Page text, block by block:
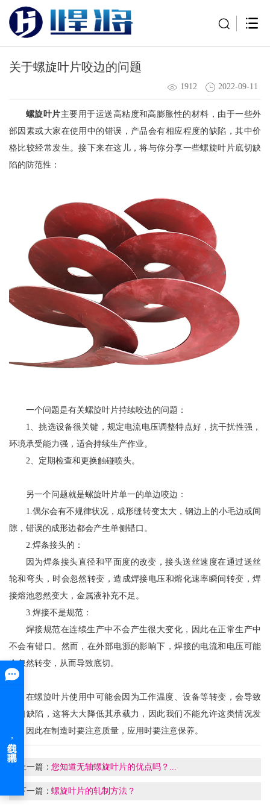
关于螺旋叶片咬边的问题
1912 2022-09-11
螺旋叶片主要用于运送高粘度和高膨胀性的材料，由于一些外
部因素或大家在使用中的错误，产品会有相应程度的缺陷，其中价
格比较经常发生。接下来在这儿，将与你分享一些螺旋叶片底切缺
陷的防范性：
一个问题是有关螺旋叶片持续咬边的问题：
1、挑选设备很关键，规定电流电压调整特点好，抗干扰性强，
环境承受能力强，适合持续生产作业。
2、定期检查和更换触碰喷头。
另一个问题就是螺旋叶片单一的单边咬边：
1.偶尔会有不规律状况，成形缝转变太大，钢边上的小毛边或间
隙，错误的成形边都会产生单侧错口。
2.焊条接头的：
因为焊条接头直径和平面度的改变，接头送丝速度在通过送丝
轮和弯头，时会忽然转变，造成焊接电压和熔化速率瞬间转变，焊
接熔池忽然变大，金属液补充不足。
3.焊接不是规范：
焊接规范在连续生产中不会产生很大变化，因此在正常生产中
不会有错口。然而，在外部电源的影响下，焊接的电流和电压可能
会忽然转变，从而导致底切。
在螺旋叶片使用中可能会因为工作温度、设备等转变，会导致
错口缺陷，这将大大降低其承载力，因此我们不能允许这类情况发
生，因此在制造时要注意质量，应用时要注意保养。
上一篇：您知道无轴螺旋叶片的优点吗？...
下一篇：螺旋叶片的轧制方法？